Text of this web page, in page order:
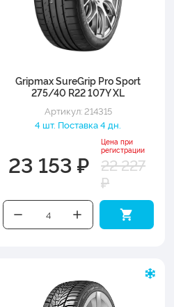
Gripmax SureGrip Pro Sport
275/40 R22 107Y XL
Артикул: 214315
4 шт. Поставка 4 дн.
23 153 ₽
Цена при
регистрации
22 227
₽